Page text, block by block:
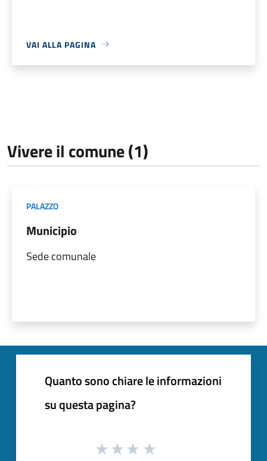
VAI ALLA PAGINA
Vivere il comune (1)
PALAZZO
Municipio
Sede comunale
Quanto sono chiare le informazioni
su questa pagina?